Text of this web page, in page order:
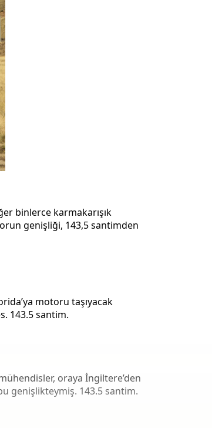
binlerce karmakarışık
genişliği, 143,5 santimden
motoru taşıyacak
143.5 santim.
oraya İngiltere’den
genişlikteymiş. 143.5 santim.